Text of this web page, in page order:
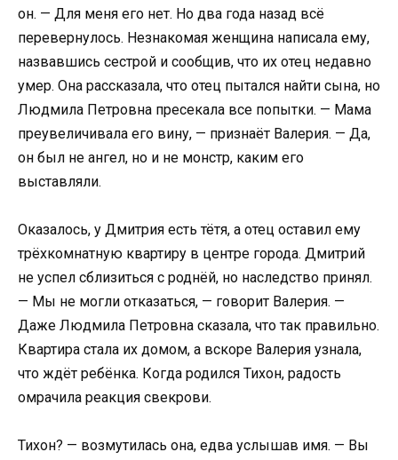
он. — Для меня его нет. Но два года назад всё
перевернулось. Незнакомая женщина написала ему,
назвавшись сестрой и сообщив, что их отец недавно
умер. Она рассказала, что отец пытался найти сына, но
Людмила Петровна пресекала все попытки. — Мама
преувеличивала его вину, — признаёт Валерия. — Да,
он был не ангел, но и не монстр, каким его
выставляли.
Оказалось, у Дмитрия есть тётя, а отец оставил ему
трёхкомнатную квартиру в центре города. Дмитрий
не успел сблизиться с роднёй, но наследство принял.
— Мы не могли отказаться, — говорит Валерия. —
Даже Людмила Петровна сказала, что так правильно.
Квартира стала их домом, а вскоре Валерия узнала,
что ждёт ребёнка. Когда родился Тихон, радость
омрачила реакция свекрови.
Тихон? — возмутилась она, едва услышав имя. — Вы